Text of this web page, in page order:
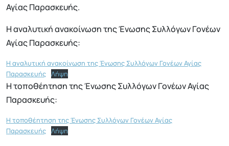
Αγίας Παρασκευής.
Η αναλυτική ανακοίνωση της Ένωσης Συλλόγων Γονέων
Αγίας Παρασκευής:
Η αναλυτική ανακοίνωση της Ένωσης Συλλόγων Γονέων Αγίας
Παρασκευής Λήψη
H τοποθέητηση της Ένωσης Συλλόγων Γονέων Αγίας
Παρασκευής:
H τοποθέητηση της Ένωσης Συλλόγων Γονέων Αγίας
Παρασκευής Λήψη